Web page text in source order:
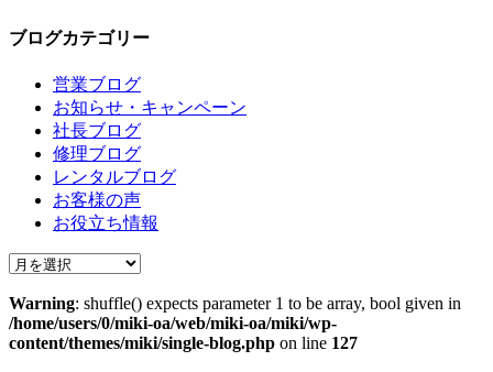
ブログカテゴリー
営業ブログ
お知らせ・キャンペーン
社長ブログ
修理ブログ
レンタルブログ
お客様の声
お役立ち情報
Warning: shuffle() expects parameter 1 to be array, bool given in
/home/users/0/miki-oa/web/miki-oa/miki/wp-
content/themes/miki/single-blog.php on line 127